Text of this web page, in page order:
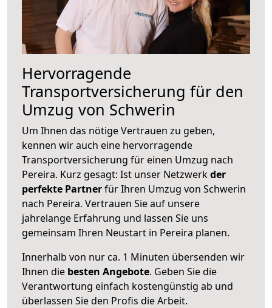
Hervorragende
Transportversicherung für den
Umzug von Schwerin
Um Ihnen das nötige Vertrauen zu geben,
kennen wir auch eine hervorragende
Transportversicherung für einen Umzug nach
Pereira. Kurz gesagt: Ist unser Netzwerkder
perfekte Partnerfür Ihren Umzug von Schwerin
nach Pereira. Vertrauen Sie auf unsere
jahrelange Erfahrung und lassen Sie uns
gemeinsam Ihren Neustart in Pereira planen.
Innerhalb von nur ca. 1 Minuten übersenden wir
Ihnen die besten Angebote. Geben Sie die
Verantwortung einfach kostengünstig ab und
überlassen Sie den Profis die Arbeit.